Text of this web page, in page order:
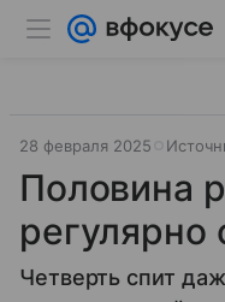
28 февраля 2025
Половина
регулярно
Четверть спит